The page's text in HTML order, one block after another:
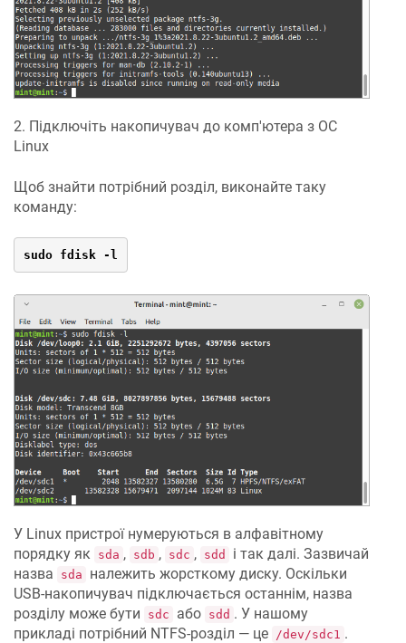
2. Підключіть накопичувач до комп'ютера з ОС
Linux
Щоб знайти потрібний розділ, виконайте таку
команду:
sudo fdisk -l
У Linux пристрої нумеруються в алфавітному
порядку як
sda , sdb , sdc , sdd
і так далі. Зазвичай
назва
sda
належить жорсткому диску. Оскільки
USB-накопичувач підключається останнім, назва
розділу може бути
sdc або sdd . У нашому
прикладі потрібний NTFS-розділ — це
/dev/sdc1 .